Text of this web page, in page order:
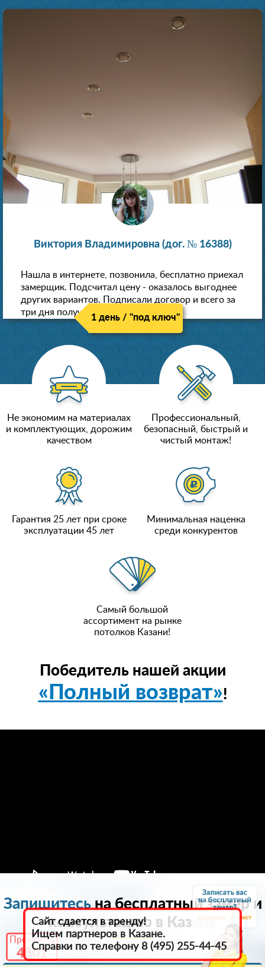
6
Промокод
4801
Виктория Владимировна (дог. № 16388)
Нашла в интернете, позвонила, бесплатно приехал
замерщик. Подсчитал цену - оказалось выгоднее
других вариантов. Подписали договор и всего за
три дня получили новые потолки!
1 день / "под ключ"
Не экономим на материалах
и комплектующих, дорожим
качеством
Профессиональный,
безопасный, быстрый и
чистый монтаж!
Гарантия 25 лет при сроке
эксплуатации 45 лет
Минимальная наценка
среди конкурентов
Самый большой
ассортимент на рынке
потолков Казани!
Победитель нашей акции
«Полный возврат»!
Запишитесьна бесплатный замер и
консультацию в Казанe
Сайт сдается в аренду!
Ищем партнеров в Казанe.
Справки по телефону 8 (495) 255-44-45